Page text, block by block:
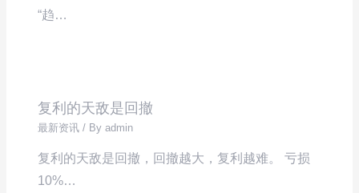
“趋…
复利的天敌是回撤
最新资讯 / Byadmin
复利的天敌是回撤，回撤越大，复利越难。 亏损
10%…